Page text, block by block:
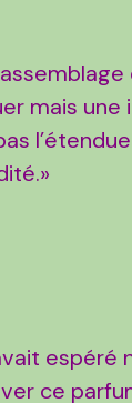
mais une
espéré
ce